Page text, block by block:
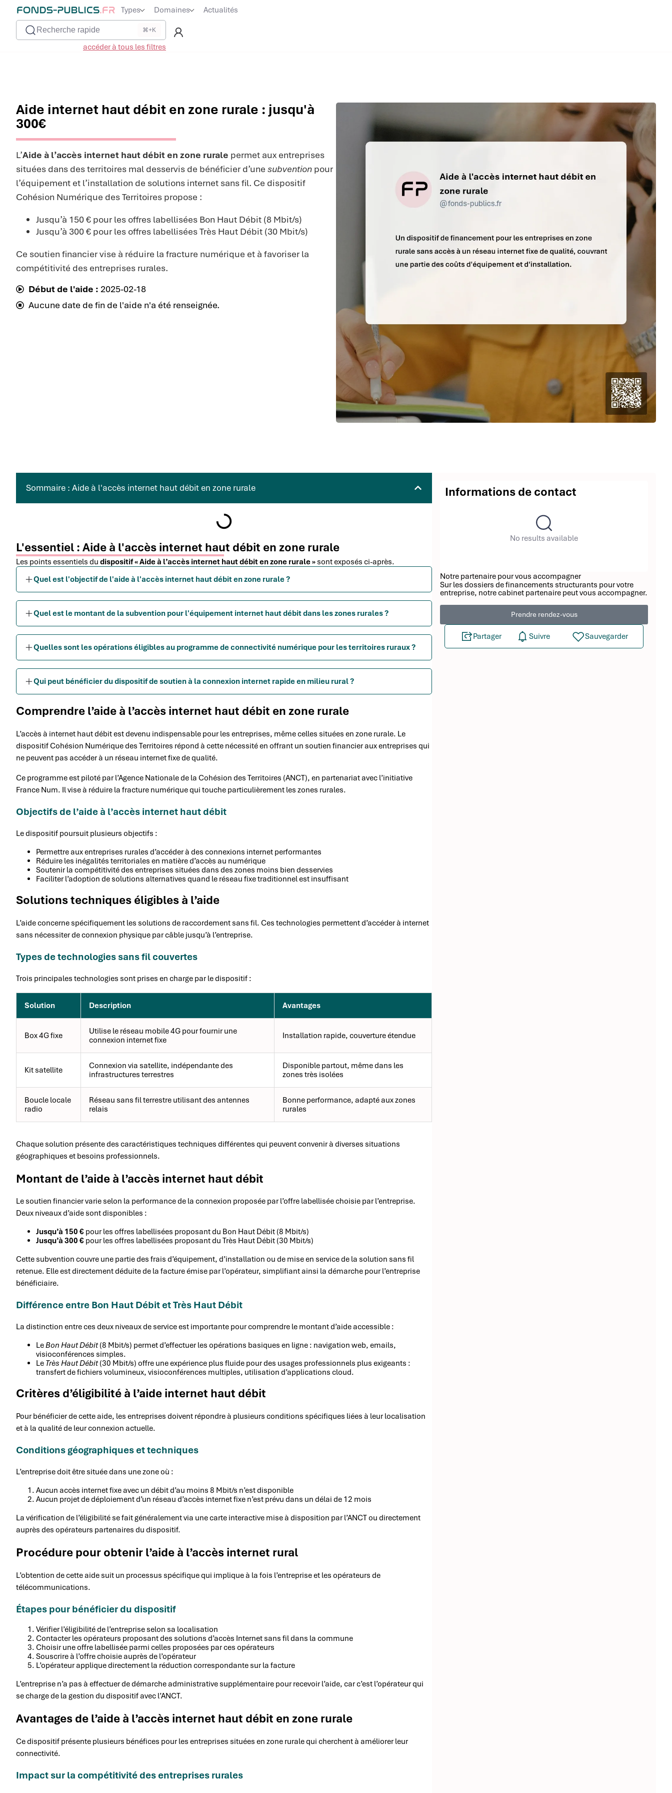
Types Domaines Actualités
Recherche rapide ⌘+K
accéder à tous les filtres
Aide internet haut débit en zone rurale : jusqu'à
300€
L’Aide à l’accès internet haut débit en zone rurale permet aux entreprises
situées dans des territoires mal desservis de bénéficier d’une subvention pour
l’équipement et l’installation de solutions internet sans fil. Ce dispositif
Cohésion Numérique des Territoires propose :
Jusqu’à 150 € pour les offres labellisées Bon Haut Débit (8 Mbit/s)
Jusqu’à 300 € pour les offres labellisées Très Haut Débit (30 Mbit/s)
Ce soutien financier vise à réduire la fracture numérique et à favoriser la
compétitivité des entreprises rurales.
Début de l'aide : 2025-02-18
Aucune date de fin de l'aide n'a été renseignée.
Sommaire : Aide à l'accès internet haut débit en zone rurale
L'essentiel : Aide à l'accès internet haut débit en zone rurale
Les points essentiels du dispositif « Aide à l’accès internet haut débit en zone rurale » sont exposés ci-après.
Quel est l'objectif de l'aide à l'accès internet haut débit en zone rurale ?
Quel est le montant de la subvention pour l'équipement internet haut débit dans les zones rurales ?
Quelles sont les opérations éligibles au programme de connectivité numérique pour les territoires ruraux ?
Qui peut bénéficier du dispositif de soutien à la connexion internet rapide en milieu rural ?
Comprendre l’aide à l’accès internet haut débit en zone rurale
L’accès à internet haut débit est devenu indispensable pour les entreprises, même celles situées en zone rurale. Le
dispositif Cohésion Numérique des Territoires répond à cette nécessité en offrant un soutien financier aux entreprises qui
ne peuvent pas accéder à un réseau internet fixe de qualité.
Ce programme est piloté par l’Agence Nationale de la Cohésion des Territoires (ANCT), en partenariat avec l’initiative
France Num. Il vise à réduire la fracture numérique qui touche particulièrement les zones rurales.
Objectifs de l’aide à l’accès internet haut débit
Le dispositif poursuit plusieurs objectifs :
Permettre aux entreprises rurales d’accéder à des connexions internet performantes
Réduire les inégalités territoriales en matière d’accès au numérique
Soutenir la compétitivité des entreprises situées dans des zones moins bien desservies
Faciliter l’adoption de solutions alternatives quand le réseau fixe traditionnel est insuffisant
Solutions techniques éligibles à l’aide
L’aide concerne spécifiquement les solutions de raccordement sans fil. Ces technologies permettent d’accéder à internet
sans nécessiter de connexion physique par câble jusqu’à l’entreprise.
Types de technologies sans fil couvertes
Trois principales technologies sont prises en charge par le dispositif :
Solution Description Avantages
Box 4G fixe
Utilise le réseau mobile 4G pour fournir une
connexion internet fixe
Installation rapide, couverture étendue
Kit satellite
Connexion via satellite, indépendante des
infrastructures terrestres
Disponible partout, même dans les
zones très isolées
Boucle locale
radio
Réseau sans fil terrestre utilisant des antennes
relais
Bonne performance, adapté aux zones
rurales
Chaque solution présente des caractéristiques techniques différentes qui peuvent convenir à diverses situations
géographiques et besoins professionnels.
Montant de l’aide à l’accès internet haut débit
Le soutien financier varie selon la performance de la connexion proposée par l’offre labellisée choisie par l’entreprise.
Deux niveaux d’aide sont disponibles :
Jusqu’à 150 € pour les offres labellisées proposant du Bon Haut Débit (8 Mbit/s)
Jusqu’à 300 € pour les offres labellisées proposant du Très Haut Débit (30 Mbit/s)
Cette subvention couvre une partie des frais d’équipement, d’installation ou de mise en service de la solution sans fil
retenue. Elle est directement déduite de la facture émise par l’opérateur, simplifiant ainsi la démarche pour l’entreprise
bénéficiaire.
Différence entre Bon Haut Débit et Très Haut Débit
La distinction entre ces deux niveaux de service est importante pour comprendre le montant d’aide accessible :
LeBon Haut Débit(8 Mbit/s) permet d’effectuer les opérations basiques en ligne : navigation web, emails,
visioconférences simples.
Le Très Haut Débit(30 Mbit/s) offre une expérience plus fluide pour des usages professionnels plus exigeants :
transfert de fichiers volumineux, visioconférences multiples, utilisation d’applications cloud.
Critères d’éligibilité à l’aide internet haut débit
Pour bénéficier de cette aide, les entreprises doivent répondre à plusieurs conditions spécifiques liées à leur localisation
et à la qualité de leur connexion actuelle.
Conditions géographiques et techniques
L’entreprise doit être située dans une zone où :
Aucun accès internet fixe avec un débit d’au moins 8 Mbit/s n’est disponible
Aucun projet de déploiement d’un réseau d’accès internet fixe n’est prévu dans un délai de 12 mois
La vérification de l’éligibilité se fait généralement via une carte interactive mise à disposition par l’ANCT ou directement
auprès des opérateurs partenaires du dispositif.
Procédure pour obtenir l’aide à l’accès internet rural
L’obtention de cette aide suit un processus spécifique qui implique à la fois l’entreprise et les opérateurs de
télécommunications.
Étapes pour bénéficier du dispositif
Vérifier l’éligibilité de l’entreprise selon sa localisation
Contacter les opérateurs proposant des solutions d’accès Internet sans fil dans la commune
Choisir une offre labellisée parmi celles proposées par ces opérateurs
Souscrire à l’offre choisie auprès de l’opérateur
L’opérateur applique directement la réduction correspondante sur la facture
L’entreprise n’a pas à effectuer de démarche administrative supplémentaire pour recevoir l’aide, car c’est l’opérateur qui
se charge de la gestion du dispositif avec l’ANCT.
Avantages de l’aide à l’accès internet haut débit en zone rurale
Ce dispositif présente plusieurs bénéfices pour les entreprises situées en zone rurale qui cherchent à améliorer leur
connectivité.
Impact sur la compétitivité des entreprises rurales
Informations de contact
No results available
Notre partenaire pour vous accompagner
Sur les dossiers de financements structurants pour votre
entreprise, notre cabinet partenaire peut vous accompagner.
Prendre rendez-vous
Partager Suivre Sauvegarder